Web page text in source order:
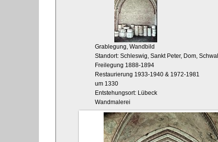
Grablegung, Wandbild
Standort: Schleswig, Sankt Peter, Dom,
Freilegung 1888-1894
Restaurierung 1933-1940 & 1972-1981
um 1330
Entstehungsort: Lübeck
Wandmalerei